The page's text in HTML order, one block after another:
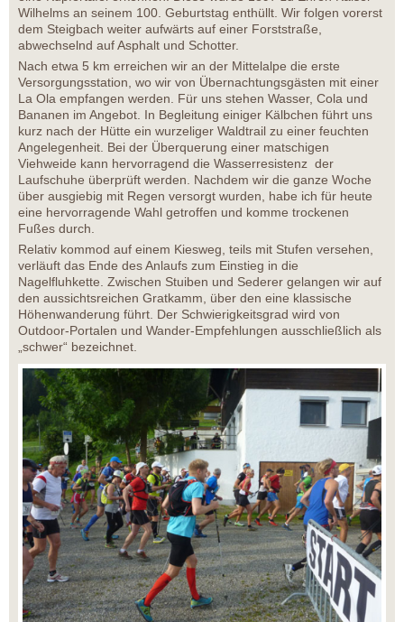
Wilhelms an seinem 100. Geburtstag enthüllt. Wir folgen vorerst
dem Steigbach weiter aufwärts auf einer Forststraße,
abwechselnd auf Asphalt und Schotter.
Nach etwa 5 km erreichen wir an der Mittelalpe die erste
Versorgungsstation, wo wir von Übernachtungsgästen mit einer
La Ola empfangen werden. Für uns stehen Wasser, Cola und
Bananen im Angebot. In Begleitung einiger Kälbchen führt uns
kurz nach der Hütte ein wurzeliger Waldtrail zu einer feuchten
Angelegenheit. Bei der Überquerung einer matschigen
Viehweide kann hervorragend die Wasserresistenz der
Laufschuhe überprüft werden. Nachdem wir die ganze Woche
über ausgiebig mit Regen versorgt wurden, habe ich für heute
eine hervorragende Wahl getroffen und komme trockenen
Fußes durch.
Relativ kommod auf einem Kiesweg, teils mit Stufen versehen,
verläuft das Ende des Anlaufs zum Einstieg in die
Nagelfluhkette. Zwischen Stuiben und Sederer gelangen wir auf
den aussichtsreichen Gratkamm, über den eine klassische
Höhenwanderung führt. Der Schwierigkeitsgrad wird von
Outdoor-Portalen und Wander-Empfehlungen ausschließlich als
„schwer“ bezeichnet.